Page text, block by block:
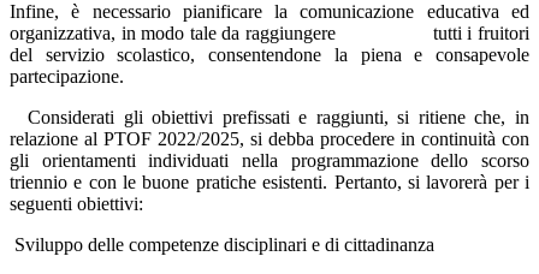
Infine, è necessario pianificare la comunicazione educativa ed
organizzativa, in modo tale da raggiungere tutti i fruitori
del servizio scolastico, consentendone la piena e consapevole
partecipazione.
Considerati gli obiettivi prefissati e raggiunti, si ritiene che, in
relazione al PTOF 2022/2025, si debba procedere in continuità con
gli orientamenti individuati nella programmazione dello scorso
triennio e con le buone pratiche esistenti. Pertanto, si lavorerà per i
seguenti obiettivi:
Sviluppo delle competenze disciplinari e di cittadinanza